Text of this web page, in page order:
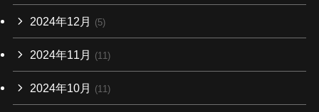
2024年12月 (5)
2024年11月 (11)
2024年10月 (11)